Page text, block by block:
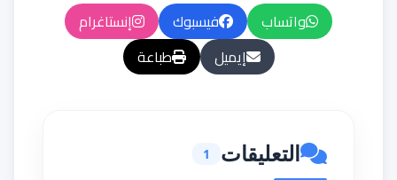
واتساب فيسبوك
إنستاغرام
إيميل
طباعة
التعليقات 1